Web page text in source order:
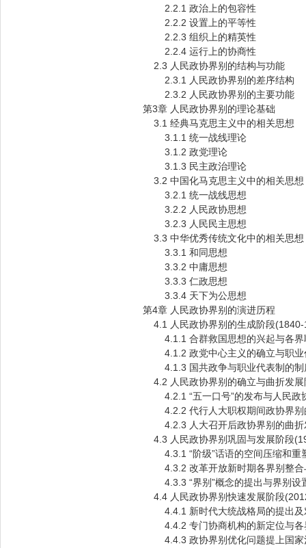
2.2.1 政治上的包容性
2.2.2 设置上的平等性
2.2.3 组织上的精英性
2.2.4 运行上的协商性
2.3 人民政协界别的结构与功能
2.3.1 人民政协界别的差序结构
2.3.2 人民政协界别的主要功能
第3章 人民政协界别的理论基础
3.1 经典马克思主义中的相关思想
3.1.1 统一战线理论
3.1.2 政党理论
3.1.3 民主政治理论
3.2 中国化马克思主义中的相关思想
3.2.1 统一战线思想
3.2.2 人民政协思想
3.2.3 人民民主思想
3.3 中华优秀传统文化中的相关思想
3.3.1 和同思想
3.3.2 中庸思想
3.3.3 仁政思想
3.3.4 天下为公思想
第4章 人民政协界别的演进历程
4.1 人民政协界别的生成阶段(1840-
4.1.1 合群救国思想的兴起与各界
4.1.2 政党中心主义的确立与职业
4.1.3 国共政争与职业代表制的制
4.2 人民政协界别的确立与曲折发
4.2.1 “五一口号”的发布与人民政
4.2.2 代行人大职权期间政协界别
4.2.3 人大召开后政协界别的曲折
4.3 人民政协界别巩固与发展阶段
4.3.1 “阶级”话语的空间压缩和重
4.3.2 改革开放新时期各界别整合
4.3.3 “界别”概念的提出与界别设
4.4 人民政协界别快速发展阶段
4.4.1 新时代大统战格局的提出及
4.4.2 专门协商机构的新定位与各
4.4.3 政协界别优化问题提上国家